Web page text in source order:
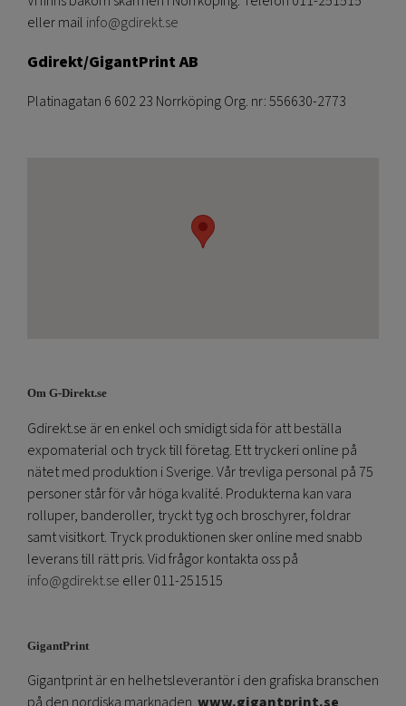
eller mail info@gdirekt.se
Gdirekt/GigantPrint AB
Platinagatan 6 602 23 Norrköping Org. nr: 556630-2773
Om G-Direkt.se
Gdirekt.se är en enkel och smidigt sida för att beställa
expomaterial och tryck till företag. Ett tryckeri online på
nätet med produktion i Sverige. Vår trevliga personal på 75
personer står för vår höga kvalité. Produkterna kan vara
rolluper, banderoller, tryckt tyg och broschyrer, foldrar
samt visitkort. Tryck produktionen sker online med snabb
leverans till rätt pris. Vid frågor kontakta oss på
info@gdirekt.se eller 011-251515
GigantPrint
Gigantprint är en helhetsleverantör i den grafiska branschen